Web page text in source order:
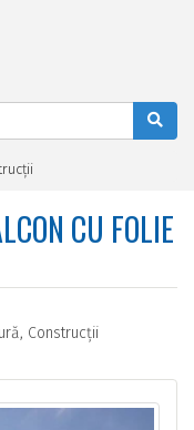
CU FOLIE
Construcții